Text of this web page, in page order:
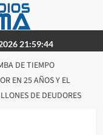
21:59:44
DE TIEMPO
EN 25 AÑOS Y EL
DE DEUDORES